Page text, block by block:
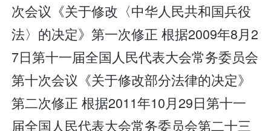
次会议《关于修改〈中华人民共和国兵役
法〉的决定》第一次修正 根据2009年8月2
7日第十一届全国人民代表大会常务委员会
第十次会议《关于修改部分法律的决定》
第二次修正 根据2011年10月29日第十一
届全国人民代表大会常务委员会第二十三